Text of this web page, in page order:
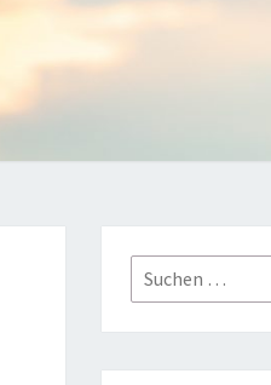
Suchen
nach: